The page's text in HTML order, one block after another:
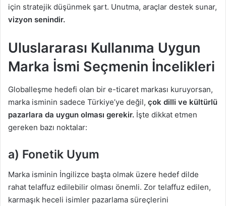
için stratejik düşünmek şart. Unutma, araçlar destek sunar,
vizyon senindir.
Uluslararası Kullanıma Uygun
Marka İsmi Seçmenin İncelikleri
Globalleşme hedefi olan bir e-ticaret markası kuruyorsan,
marka isminin sadece Türkiye’ye değil, çok dilli ve kültürlü
pazarlara da uygun olması gerekir. İşte dikkat etmen
gereken bazı noktalar:
a) Fonetik Uyum
Marka isminin İngilizce başta olmak üzere hedef dilde
rahat telaffuz edilebilir olması önemli. Zor telaffuz edilen,
karmaşık heceli isimler pazarlama süreçlerini